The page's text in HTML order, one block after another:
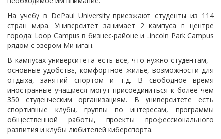
На учебу в DePaul University приезжают студенты из 114
стран мира. Университет занимает 2 кампуса в центре
города: Loop Campus в бизнес-районе и Lincoln Park Campus
рядом с озером Мичиган.
В кампусах университета есть все, что нужно студентам, -
основные удобства, комфортное жилье, возможности для
отдыха, занятий спортом и т.д. В свободное время
иностранные учащиеся могут присоединиться к более чем
350 студенческим организациям. В университете есть
спортивные клубы, группы по интересам, программы
общественной работы, проекты профессионального
развития и клубы любителей киберспорта.